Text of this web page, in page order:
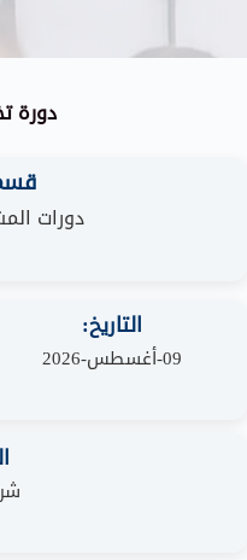
دورة
دورات
التاريخ:
09-أغسطس-2026